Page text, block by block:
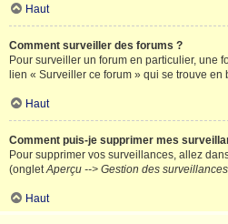
Haut
Comment surveiller des forums ?
Pour surveiller un forum en particulier, une
lien « Surveiller ce forum » qui se trouve en
Haut
Comment puis-je supprimer mes
Pour supprimer vos surveillances, allez
(ongletAperçu --> Gestion des surveillances
Haut